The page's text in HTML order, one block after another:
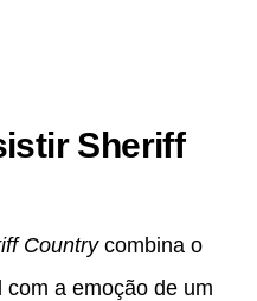
Sheriff
Countrycombina o
a emoção de um